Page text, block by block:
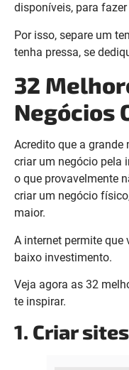
disponíveis, para
Por isso, separe um
tenha pressa, se
32
Negócios
Acredito que a grande
criar um negócio pela
o que provavelmente
criar um negócio
maior.
A internet permite que
baixo investimento.
Veja agora as 32
te inspirar.
1. Criar sites